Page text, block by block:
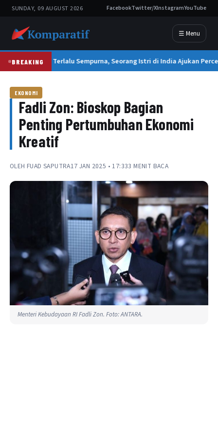
SUNDAY, 09 AUGUST 2026 FacebookTwitter/XInstagramYouTube
☰ Menu
BREAKINGSuami Terlalu Sempurna, Seorang Istri di India Ajukan
EKONOMI
Fadli Zon: Bioskop Bagian
Penting Pertumbuhan Ekonomi
Kreatif
OLEH FUAD SAPUTRA17 JAN 2025 • 17:333 MENIT BACA
Menteri Kebudayaan RI Fadli Zon. Foto: ANTARA.